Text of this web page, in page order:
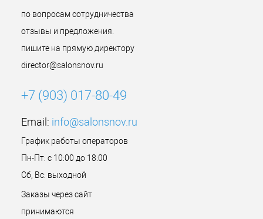
по вопросам сотрудничества
отзывы и предложения.
пишите на прямую директору
director@salonsnov.ru
+7 (903) 017-80-49
Email: info@salonsnov.ru
График работы операторов
Пн-Пт: с 10:00 до 18:00
Сб, Вс: выходной
Заказы через сайт
принимаются